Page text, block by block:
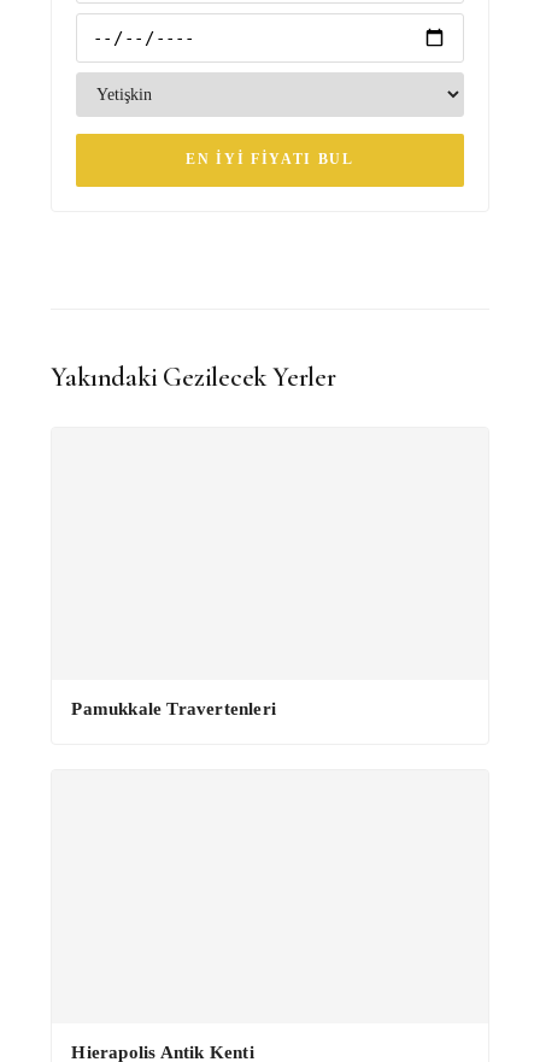
EN İYI FIYATI BUL
Yakındaki Gezilecek Yerler
Pamukkale Travertenleri
Hierapolis Antik Kenti